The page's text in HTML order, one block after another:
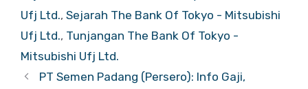
Ufj Ltd., Sejarah The Bank Of Tokyo - Mitsubishi
Ufj Ltd., Tunjangan The Bank Of Tokyo -
Mitsubishi Ufj Ltd.
PT Semen Padang (Persero): Info Gaji,